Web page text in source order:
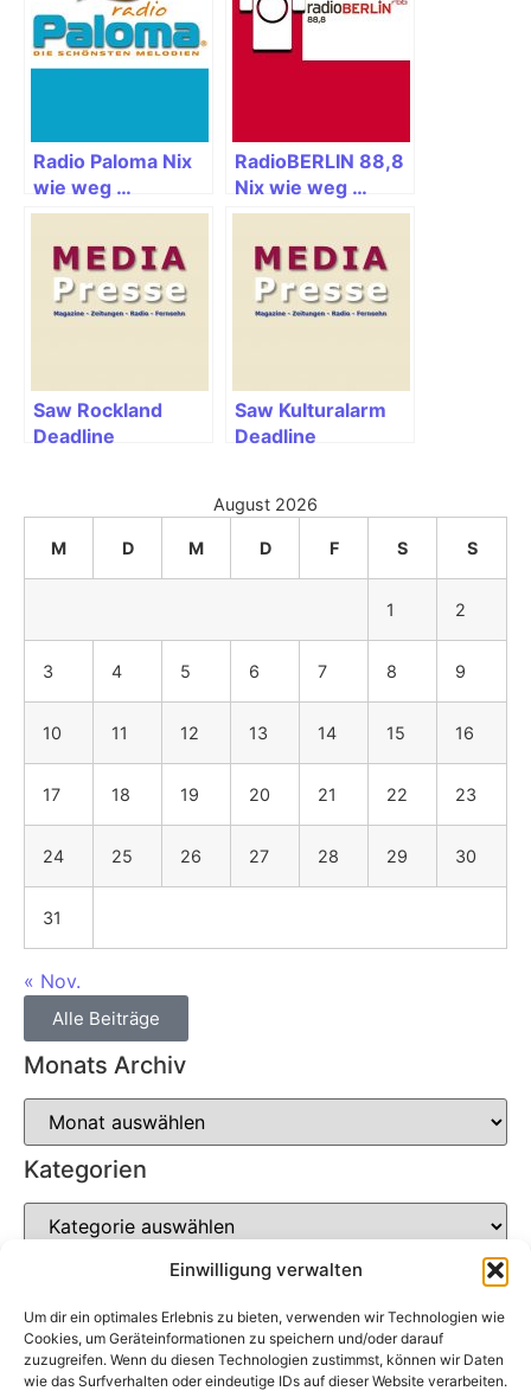
Einwilligung verwalten
Um dir ein optimales Erlebnis zu bieten, verwenden wir Technologien wie
Cookies, um Geräteinformationen zu speichern und/oder darauf
zuzugreifen. Wenn du diesen Technologien zustimmst, können wir Daten
wie das Surfverhalten oder eindeutige IDs auf dieser Website verarbeiten.
Radio Paloma Nix
wie weg …
RadioBERLIN 88,8
Nix wie weg …
Saw Rockland
Deadline
Saw Kulturalarm
Deadline
August 2026
M D M D F S S
1 2
3 4 5 6 7 8 9
10 11 12 13 14 15 16
17 18 19 20 21 22 23
24 25 26 27 28 29 30
31
« Nov.
Alle Beiträge
Monats Archiv
Kategorien
Soziale Netzwerke